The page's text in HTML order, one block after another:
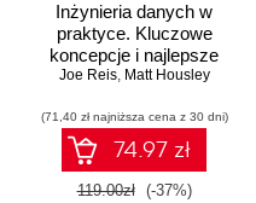
Inżynieria danych w
praktyce. Kluczowe
koncepcje i najlepsze
technologie
Joe Reis, Matt Housley
(71,40 zł najniższa cena z 30 dni)
74.97 zł
119.00zł (-37%)